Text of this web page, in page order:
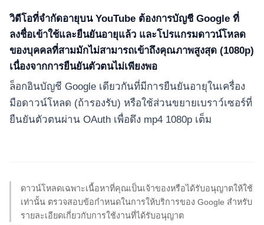
วิดีโอที่จำกัดอายุบน YouTube ต้องการบัญชี Google ที่
ลงชื่อเข้าใช้และยืนยันอายุแล้ว และโปรแกรมดาวน์โหลด
ของบุคคลที่สามมักไม่สามารถเข้าถึงคุณภาพสูงสุด (1080p)
เนื่องจากการยืนยันตัวตนไม่เพียงพอ
ล็อกอินบัญชี Google เดียวกันที่มีการยืนยันอายุในเครื่อง
มือดาวน์โหลด (ถ้ารองรับ) หรือใช้ส่วนขยายเบราว์เซอร์ที่
ยืนยันตัวตนผ่าน OAuth เพื่อดึง mp4 1080p เต็ม
ดาวน์โหลดเฉพาะเนื้อหาที่คุณเป็นเจ้าของหรือได้รับอนุญาตให้ใช้
เท่านั้น ตรวจสอบข้อกำหนดในการให้บริการของ Google สำหรับ
รายละเอียดเกี่ยวกับการใช้งานที่ได้รับอนุญาต